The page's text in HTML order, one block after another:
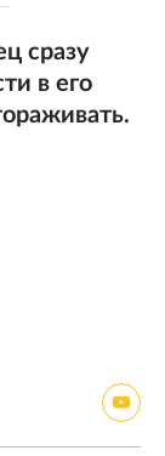
сразу
в его